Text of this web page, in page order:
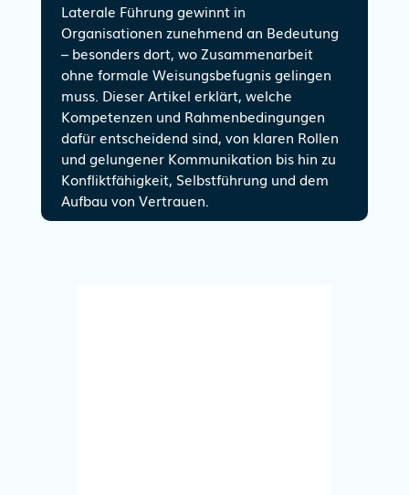
Laterale Führung gewinnt in
Organisationen zunehmend an Bedeutung
– besonders dort, wo Zusammenarbeit
ohne formale Weisungsbefugnis gelingen
muss. Dieser Artikel erklärt, welche
Kompetenzen und Rahmenbedingungen
dafür entscheidend sind, von klaren Rollen
und gelungener Kommunikation bis hin zu
Konfliktfähigkeit, Selbstführung und dem
Aufbau von Vertrauen.